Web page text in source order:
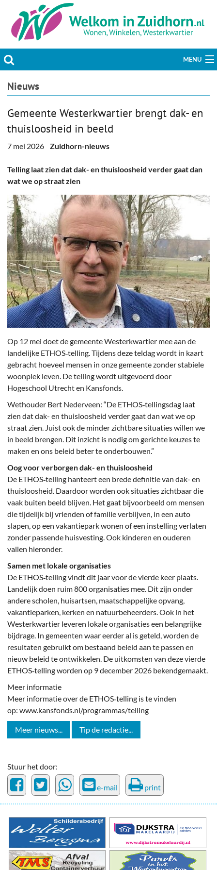
MENU
Actueel
Welzijn & Maatschappij
Bedrijven
Prikbord & Aanbiedingen
Plaats bericht
Nieuws
Gemeente Westerkwartier brengt dak- en
thuisloosheid in beeld
7 mei 2026 Zuidhorn-nieuws
Telling laat zien dat dak- en thuisloosheid verder gaat dan
wat we op straat zien
Op 12 mei doet de gemeente Westerkwartier mee aan de
landelijke ETHOS‑telling. Tijdens deze teldag wordt in kaart
gebracht hoeveel mensen in onze gemeente zonder stabiele
woonplek leven. De telling wordt uitgevoerd door
Hogeschool Utrecht en Kansfonds.
Wethouder Bert Nederveen: “De ETHOS‑tellingsdag laat
zien dat dak- en thuisloosheid verder gaat dan wat we op
straat zien. Juist ook de minder zichtbare situaties willen we
in beeld brengen. Dit inzicht is nodig om gerichte keuzes te
maken en ons beleid beter te onderbouwen.”
Oog voor verborgen dak- en thuisloosheid
De ETHOS‑telling hanteert een brede definitie van dak- en
thuisloosheid. Daardoor worden ook situaties zichtbaar die
vaak buiten beeld blijven. Het gaat bijvoorbeeld om mensen
die tijdelijk bij vrienden of familie verblijven, in een auto
slapen, op een vakantiepark wonen of een instelling verlaten
zonder passende huisvesting. Ook kinderen en ouderen
vallen hieronder.
Samen met lokale organisaties
De ETHOS‑telling vindt dit jaar voor de vierde keer plaats.
Landelijk doen ruim 800 organisaties mee. Dit zijn onder
andere scholen, huisartsen, maatschappelijke opvang,
vakantieparken, kerken en natuurbeheerders. Ook in het
Westerkwartier leveren lokale organisaties een belangrijke
bijdrage. In gemeenten waar eerder al is geteld, worden de
resultaten gebruikt om bestaand beleid aan te passen en
nieuw beleid te ontwikkelen. De uitkomsten van deze vierde
ETHOS‑telling worden op 9 december 2026 bekendgemaakt.
Meer informatie
Meer informatie over de ETHOS‑telling is te vinden
op: www.kansfonds.nl/programmas/telling
Meer nieuws... Tip de redactie...
Stuur het door:
e-mail print